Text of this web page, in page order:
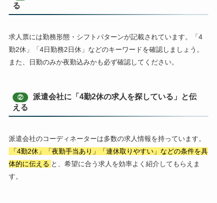
る
求人票には勤務形態・シフトパターンが記載されています。「4
勤2休」「4日勤務2日休」などのキーワードを確認しましょう。
また、日勤のみか夜勤込みかも必ず確認してください。
②
派遣会社に「4勤2休の求人を探している」と伝
える
派遣会社のコーディネーターは多数の求人情報を持っています。
「4勤2休」「夜勤手当あり」「連休取りやすい」などの条件を具
体的に伝える と、希望に合う求人を効率よく紹介してもらえま
す。